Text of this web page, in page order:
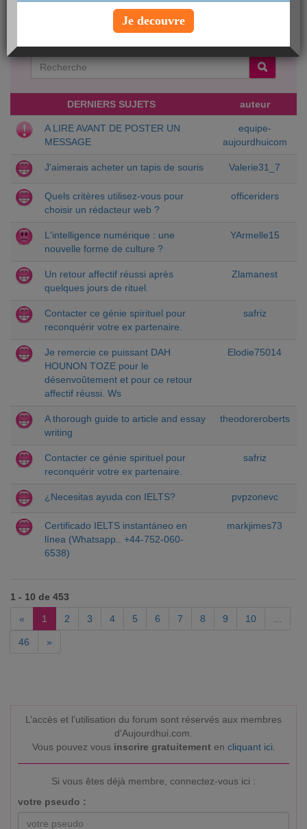
Créer une nouvelle discussion
Chercher un sujet particulier :
DERNIERS SUJETS auteur
A LIRE AVANT DE POSTER UN
MESSAGE
equipe-
aujourdhuicom
J'aimerais acheter un tapis de souris Valerie31_7
Quels critères utilisez-vous pour
choisir un rédacteur web ?
officeriders
L'intelligence numérique : une
nouvelle forme de culture ?
YArmelle15
Un retour affectif réussi après
quelques jours de rituel.
Zlamanest
Contacter ce génie spirituel pour
reconquérir votre ex partenaire.
safriz
Je remercie ce puissant DAH
HOUNON TOZE pour le
désenvoûtement et pour ce retour
affectif réussi. Ws
Elodie75014
A thorough guide to article and essay
writing
theodoreroberts
Contacter ce génie spirituel pour
reconquérir votre ex partenaire.
safriz
¿Necesitas ayuda con IELTS? pvpzonevc
Certificado IELTS instantáneo en
línea (Whatsapp.. +44-752-060-
6538)
markjimes73
1 - 10 de 453
«
1 2 3 4 5 6 7 8 9 10
46 »
L’accès et l’utilisation du forum sont réservés aux membres
d'Aujourdhui.com.
Vous pouvez vous inscrire gratuitementen cliquant ici
Si vous êtes déjà membre, connectez-vous ici :
votre pseudo :
Je decouvre